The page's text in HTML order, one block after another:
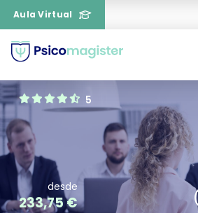
Aula Virtual
5
desde
233,75€